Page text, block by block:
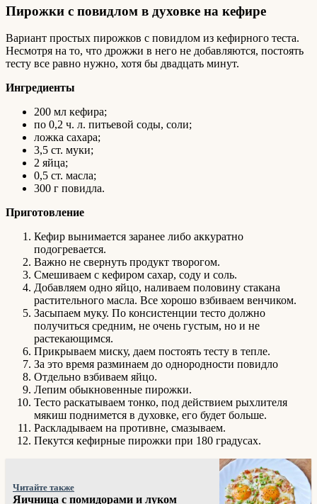
Пирожки с повидлом в духовке на кефире
Вариант простых пирожков с повидлом из кефирного теста.
Несмотря на то, что дрожжи в него не добавляются, постоять
тесту все равно нужно, хотя бы двадцать минут.
Ингредиенты
200 мл кефира;
по 0,2 ч. л. питьевой соды, соли;
ложка сахара;
3,5 ст. муки;
2 яйца;
0,5 ст. масла;
300 г повидла.
Приготовление
Кефир вынимается заранее либо аккуратно
подогревается.
Важно не свернуть продукт творогом.
Смешиваем с кефиром сахар, соду и соль.
Добавляем одно яйцо, наливаем половину стакана
растительного масла. Все хорошо взбиваем венчиком.
Засыпаем муку. По консистенции тесто должно
получиться средним, не очень густым, но и не
растекающимся.
Прикрываем миску, даем постоять тесту в тепле.
За это время разминаем до однородности повидло
Отдельно взбиваем яйцо.
Лепим обыкновенные пирожки.
Тесто раскатываем тонко, под действием рыхлителя
мякиш поднимется в духовке, его будет больше.
Раскладываем на противне, смазываем.
Пекутся кефирные пирожки при 180 градусах.
Читайте также
Яичница с помидорами и луком